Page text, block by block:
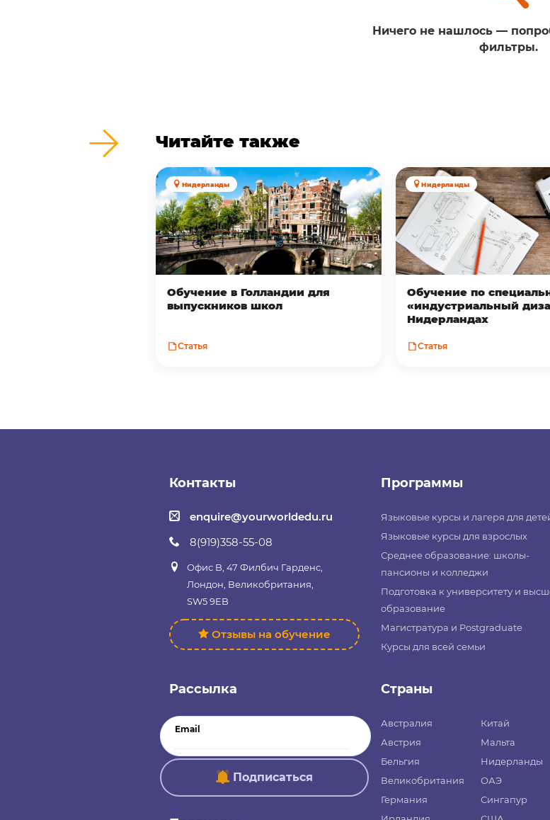
Ничего не нашлось —
фильтры.
Читайте также
Нидерланды
Обучение в Голландии для
выпускников школ
Статья
Нидерланды
Обучение по
«индустриальный
Нидерландах
Статья
Контакты
enquire@yourworldedu.ru
8(919)358-55-08
Офис B, 47 Филбич Гарденс,
Лондон, Великобритания,
SW5 9EB
Отзывы на обучение
Программы
Языковые курсы и лагеря для
Языковые курсы для взрослых
Среднее образование: школы-
пансионы и колледжи
Подготовка к университету и
образование
Магистратура и Postgraduate
Курсы для всей семьи
Рассылка
Email
Подписаться
Страны
Австралия
Австрия
Бельгия
Великобритания
Германия
Китай
Мальта
Нидерланды
ОАЭ
Сингапур